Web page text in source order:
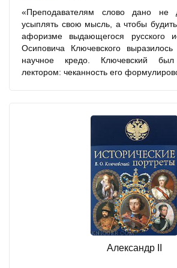
«Преподавателям слово дано не
усыплять свою мысль, а чтобы
афоризме выдающегося русского
Осиповича Ключевского выразилось
научное кредо. Ключевский был
лектором: чеканность его
Александр II